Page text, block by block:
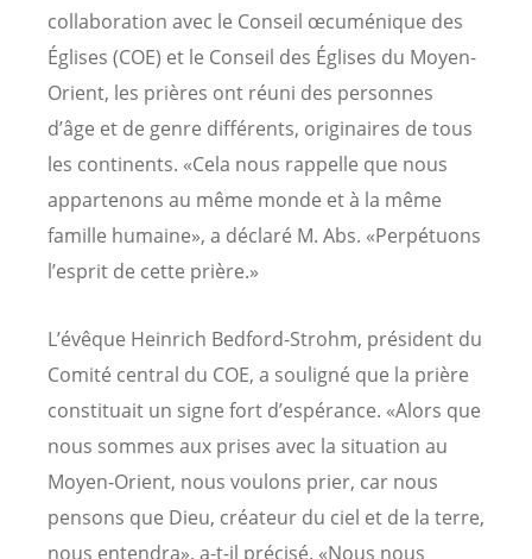
collaboration avec le Conseil œcuménique des
Églises (COE) et le Conseil des Églises du Moyen-
Orient, les prières ont réuni des personnes
d’âge et de genre différents, originaires de tous
les continents. «Cela nous rappelle que nous
appartenons au même monde et à la même
famille humaine», a déclaré M. Abs. «Perpétuons
l’esprit de cette prière.»
L’évêque Heinrich Bedford-Strohm, président du
Comité central du COE, a souligné que la prière
constituait un signe fort d’espérance. «Alors que
nous sommes aux prises avec la situation au
Moyen-Orient, nous voulons prier, car nous
pensons que Dieu, créateur du ciel et de la terre,
nous entendra», a-t-il précisé. «Nous nous